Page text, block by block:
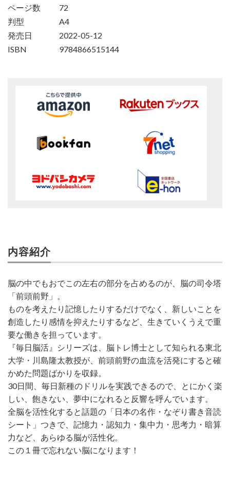
ページ数
72
判型
A4
発売日
2022-05-12
ISBN
9784866515144
内容紹介
脳の中でもおでこの左右の部分を占めるのが、脳の司令塔
「前頭前野」。
ものを考えたり記憶したりするだけでなく、新しいことを
創造したり感情を抑えたりするなど、生きていくうえで重
要な働きを担っています。
『毎日脳活』シリーズは、脳トレ博士として知られる東北
大学・川島隆太教授が、前頭前野の血流を活発にすると確
かめた問題ばかりを収録。
30日間、毎日新種のドリルを実践できるので、とにかく楽
しい、飽きない、夢中になれると反響を呼んでいます。
全脳を活性化すると話題の「日本の名作・なぞり書き音読
シート」つきで、記憶力・認知力・集中力・思考力・暗算
力など、あらゆる脳が活性化。
この１冊で忘れない脳になります！